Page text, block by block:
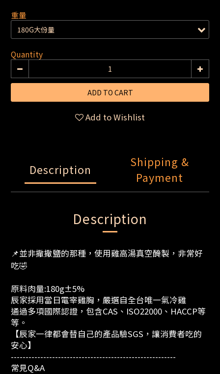
重量
Quantity
ADD TO CART
Add to Wishlist
Description
Shipping &
Payment
Description
📌並非撒撒鹽的那種，使用雞高湯真空醃製，非常好
吃🤣
原料肉量:180g±5%
辰家採用當日電宰雞胸，嚴選自全台唯一氣冷雞
通過多項國際認證，包含CAS、ISO22000、HACCP等
等。
【辰家一律都會替自己的產品驗SGS，讓消費者吃的
安心】
--------------------------------------------------------
常見Q&A